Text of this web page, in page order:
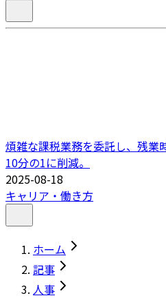
煩雑な課税業務を委託し、残業
10分の1に削減。
2025-08-18
キャリア・働き方
ホーム
記事
人事